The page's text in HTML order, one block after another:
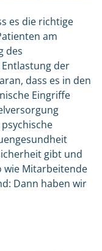
es die richtige
am
des
der
dass es in den
Eingriffe
gibt und
wie Mitarbeitende
Dann haben wir